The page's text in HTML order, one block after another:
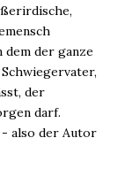
der ganze
der
darf.
also der Autor